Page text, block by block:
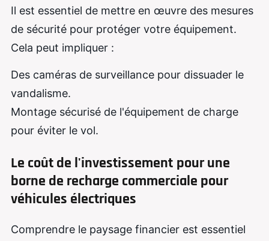
Il est essentiel de mettre en œuvre des mesures
de sécurité pour protéger votre équipement.
Cela peut impliquer :
Des caméras de surveillance pour dissuader le
vandalisme.
Montage sécurisé de l'équipement de charge
pour éviter le vol.
Le coût de l'investissement pour une
borne de recharge commerciale pour
véhicules électriques
Comprendre le paysage financier est essentiel